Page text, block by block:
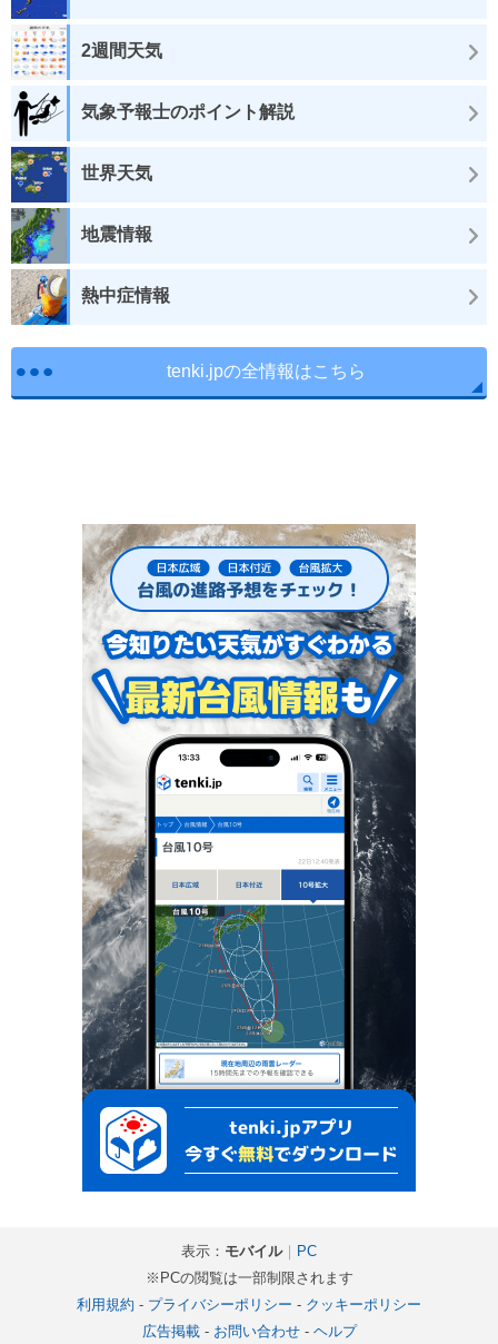
2週間天気
気象予報士のポイント解説
世界天気
地震情報
熱中症情報
tenki.jpの全情報はこちら
表示： モバイル｜ PC
※PCの閲覧は一部制限されます
利用規約 - プライバシーポリシー - クッキーポリシー
広告掲載- お問い合わせ- ヘルプ